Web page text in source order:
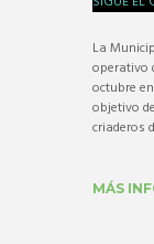
La
operativo
octubre
objetivo
criaderos
MÁS